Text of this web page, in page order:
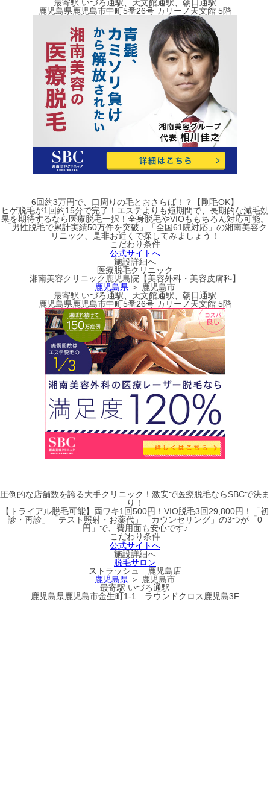
最寄駅 いづろ通駅、天文館通駅、朝日通駅
鹿児島県鹿児島市中町5番26号 カリーノ天文館 5階
6回約3万円で、口周りの毛とおさらば！？【剛毛OK】
ヒゲ脱毛が1回約15分で完了！エステよりも短期間で、長期的な減毛効
果を期待するなら医療脱毛一択！全身脱毛やVIOももちろん対応可能。
「男性脱毛で累計実績50万件を突破」「全国61院対応」の湘南美容ク
リニック、是非お近くで探してみましょう！
こだわり条件
公式サイトへ
施設詳細へ
医療脱毛クリニック
湘南美容クリニック鹿児島院【美容外科・美容皮膚科】
鹿児島県 ＞ 鹿児島市
最寄駅 いづろ通駅、天文館通駅、朝日通駅
鹿児島県鹿児島市中町5番26号 カリーノ天文館 5階
圧倒的な店舗数を誇る大手クリニック！激安で医療脱毛ならSBCで決ま
り！
【トライアル脱毛可能】両ワキ1回500円！VIO脱毛3回29,800円！「初
診・再診」「テスト照射・お薬代」「カウンセリング」の3つが「0
円」で、費用面も安心です♪
こだわり条件
公式サイトへ
施設詳細へ
脱毛サロン
ストラッシュ 鹿児島店
鹿児島県 ＞ 鹿児島市
最寄駅 いづろ通駅
鹿児島県鹿児島市金生町1-1 ラウンドクロス鹿児島3F